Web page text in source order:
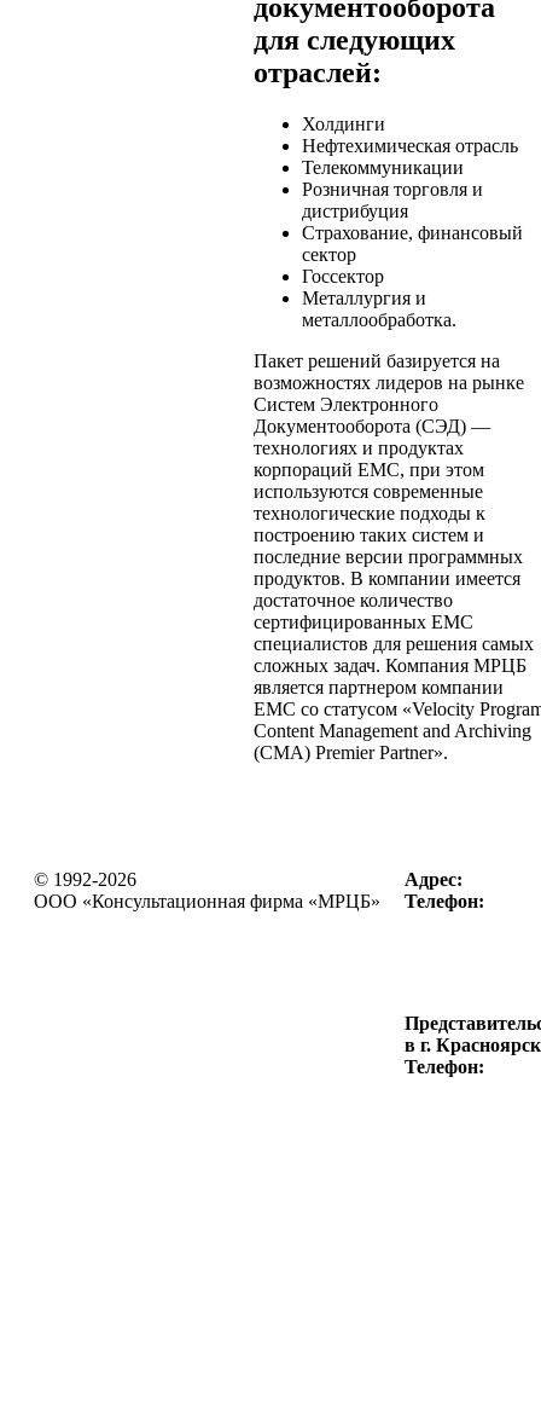
документооборота
для следующих
отраслей:
Холдинги
Нефтехимическая отрасль
Телекоммуникации
Розничная торговля и
дистрибуция
Страхование, финансовый
сектор
Госсектор
Металлургия и
металлообработка.
Пакет решений базируется на
возможностях лидеров на рынке
Систем Электронного
Документооборота (СЭД) —
технологиях и продуктах
корпораций EMC, при этом
используются современные
технологические подходы к
построению таких систем и
последние версии программных
продуктов. В компании имеется
достаточное количество
сертифицированных ЕМС
специалистов для решения самых
сложных задач. Компания МРЦБ
является партнером компании
ЕМС со статусом «Velocity
Content Management and Archiving
(CMA) Premier Partner».
© 1992-2026
OOO «Консультационная фирма «МРЦБ»
Адрес:
Телефон:
в г.
Телефон: